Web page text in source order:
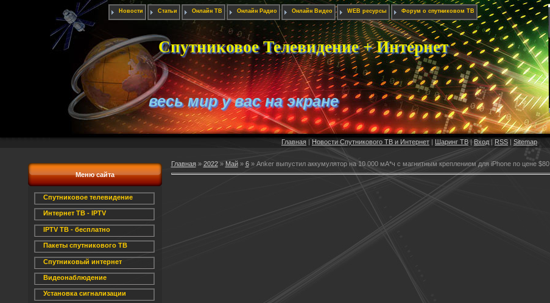
Новости Статьи Онлайн ТВ Онлайн Радио Онлайн Видео WEB ресурсы Форум о спутниковом ТВ
Спутниковое Телевидение + Интернет
весь мир у вас на экране
Главная | Новости Спутникового ТВ и Интернет | Шаринг ТВ|Вход| RSS | Sitemap
Меню сайта
Спутниковое телевидение
Интернет ТВ - IPTV
IPTV ТВ - бесплатно
Пакеты спутникового ТВ
Спутниковый интернет
Видеонаблюдение
Установка сигнализации
Главная» 2022 » Май » 6» Anker выпустил аккумулятор на 10 000 мА*ч с магнитным креплением для iPhone по цене $80